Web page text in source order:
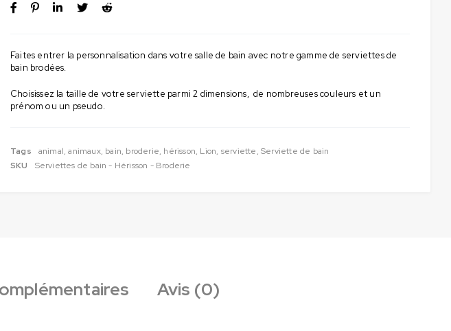
Faites entrer la personnalisation dans votre salle de bain avec notre gamme de serviettes de
bain brodées.
Choisissez la taille de votre serviette parmi 2 dimensions, de nombreuses couleurs et un
prénom ou un pseudo.
Tags animal,animaux, bain, broderie, hérisson, Lion, serviette, Serviette de bain
SKU
Serviettes de bain - Hérisson - Broderie
Avis (0)